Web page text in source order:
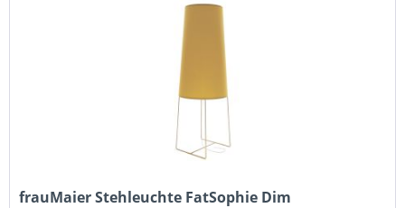
frauMaier Stehleuchte FatSophie Dim